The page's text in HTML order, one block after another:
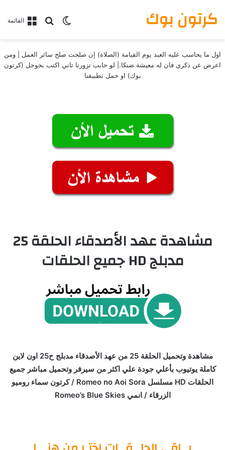
القائمةبحث عن
الوضع المظلم كرتون بوك
اول ما يحاسب عليه العبد يوم القيامة (الصلاة) إن صلحت صلح سائر العمل | ومن
اعرض عن ذكري فان له معيشة ضنكا.| لو حابب تزورنا تاني اكتب بجوجل (كرتون
بوك) او حمل تطبيقنا
مشاهدة عهد الأصدقاء الحلقة 25
مدبلج HD جميع الحلقات
مشاهدة وتحميل الحلقة 25 من عهد الأصدقاء مدبلج ح25 اون لاين
كاملة يوتيوب بأعلي جودة علي اكثر من سيرفر وتحميل مباشر جميع
الحلقات HD مسلسل Romeo no Aoi Sora / كرتون سماء روميو
الزرقاء / انمي Romeo’s Blue Skies